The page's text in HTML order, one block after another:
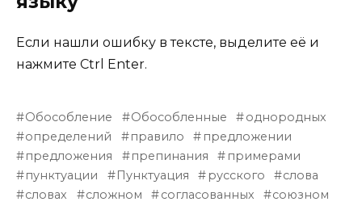
Если нашли ошибку в тексте, выделите её и
нажмите Ctrl Enter.
Обособление Обособленные
однородных
определений
правило
предложении
предложения
препинания
примерами
пунктуации
Пунктуация русского
слова
словах
сложном согласованных
союзном